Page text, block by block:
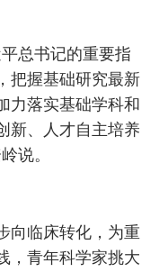
总书记的重要指
把握基础研究最新
力落实基础学科和
新、人才自主培养
说。
向临床转化，为重
，青年科学家挑大